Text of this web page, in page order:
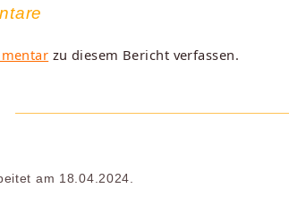
zu diesem Bericht verfassen.
am 18.04.2024.